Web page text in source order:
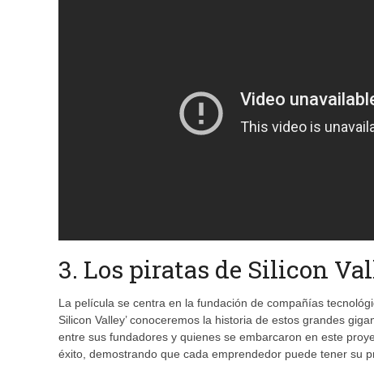
3. Los piratas de Silicon
La película se centra en la fundación de compañías
Silicon Valley’ conoceremos la historia de estos grandes
entre sus fundadores y quienes se embarcaron en este
éxito, demostrando que cada emprendedor puede tener su